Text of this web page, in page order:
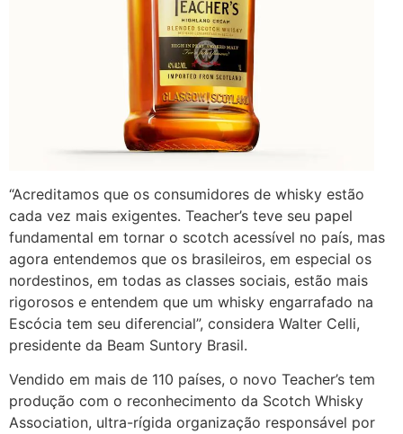
“Acreditamos que os consumidores de whisky estão
cada vez mais exigentes. Teacher’s teve seu papel
fundamental em tornar o scotch acessível no país, mas
agora entendemos que os brasileiros, em especial os
nordestinos, em todas as classes sociais, estão mais
rigorosos e entendem que um whisky engarrafado na
Escócia tem seu diferencial”, considera Walter Celli,
presidente da Beam Suntory Brasil.
Vendido em mais de 110 países, o novo Teacher’s tem
produção com o reconhecimento da Scotch Whisky
Association, ultra-rígida organização responsável por